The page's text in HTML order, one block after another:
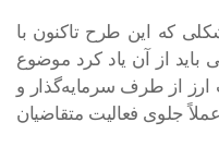
که این طرح تاکنون با
باید از آن یاد کرد موضوع
از طرف سرمایه‌گذار و
جلوی فعالیت متقاضیان